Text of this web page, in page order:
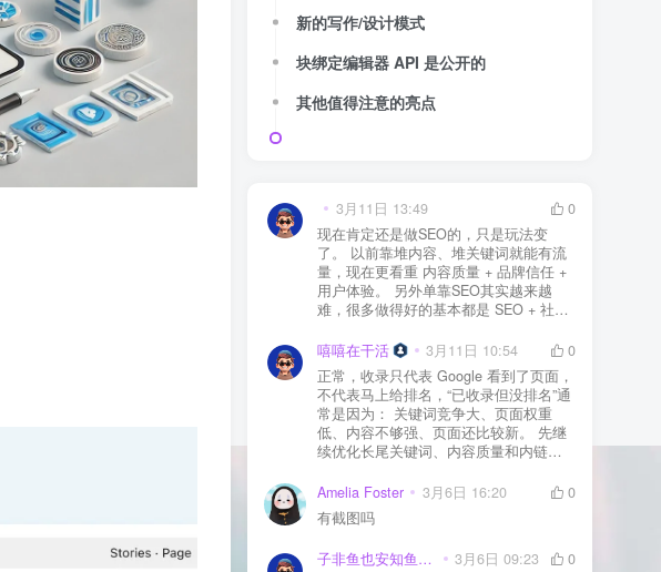
新的写作/设计模式
块绑定编辑器 API 是公开的
其他值得注意的亮点
3月11日 13:49
0
现在肯定还是做SEO的，只是玩法变
了。 以前靠堆内容、堆关键词就能有流
量，现在更看重 内容质量 + 品牌信任 +
用户体验。 另外单靠SEO其实越来越
难，很多做得好的基本都是 SEO + 社媒
质还是一个长期获客渠道，但不能再当
成唯一渠道了。
嘻嘻在干活 3月11日 10:54
0
正常，收录只代表 Google 看到了页面，
不代表马上给排名，“已收录但没排名”通
常是因为： 关键词竞争大、页面权重
低、内容不够强、页面还比较新。 先继
续优化长尾关键词、内容质量和内链，
Amelia Foster
3月6日 16:20
0
有截图吗
子非鱼也安知鱼之乐 3月6日 09:23
0